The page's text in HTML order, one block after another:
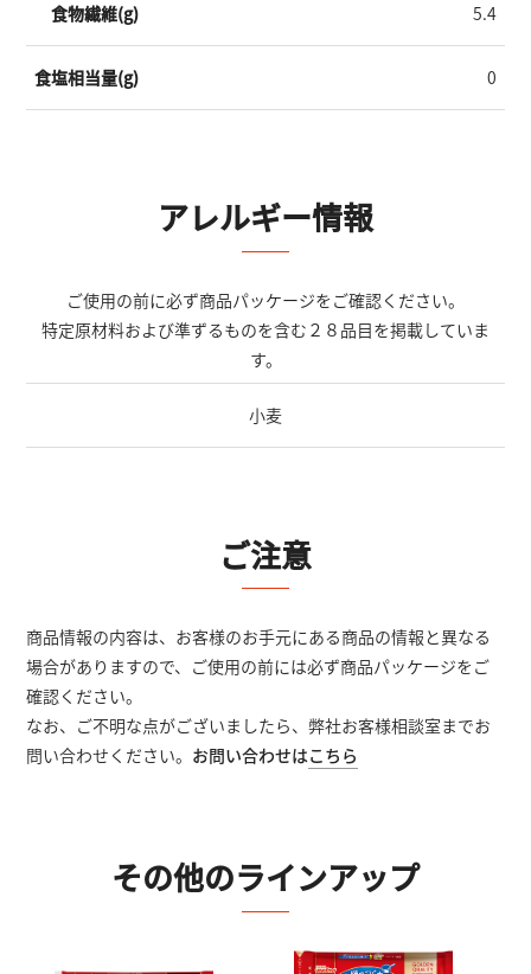
食物繊維(g) 5.4
食塩相当量(g) 0
アレルギー情報
ご使用の前に必ず商品パッケージをご確認ください。
特定原材料および準ずるものを含む２８品目を掲載していま
す。
小麦
ご注意
商品情報の内容は、お客様のお手元にある商品の情報と異なる
場合がありますので、ご使用の前には必ず商品パッケージをご
確認ください。
なお、ご不明な点がございましたら、弊社お客様相談室までお
問い合わせください。 お問い合わせはこちら
その他のラインアップ